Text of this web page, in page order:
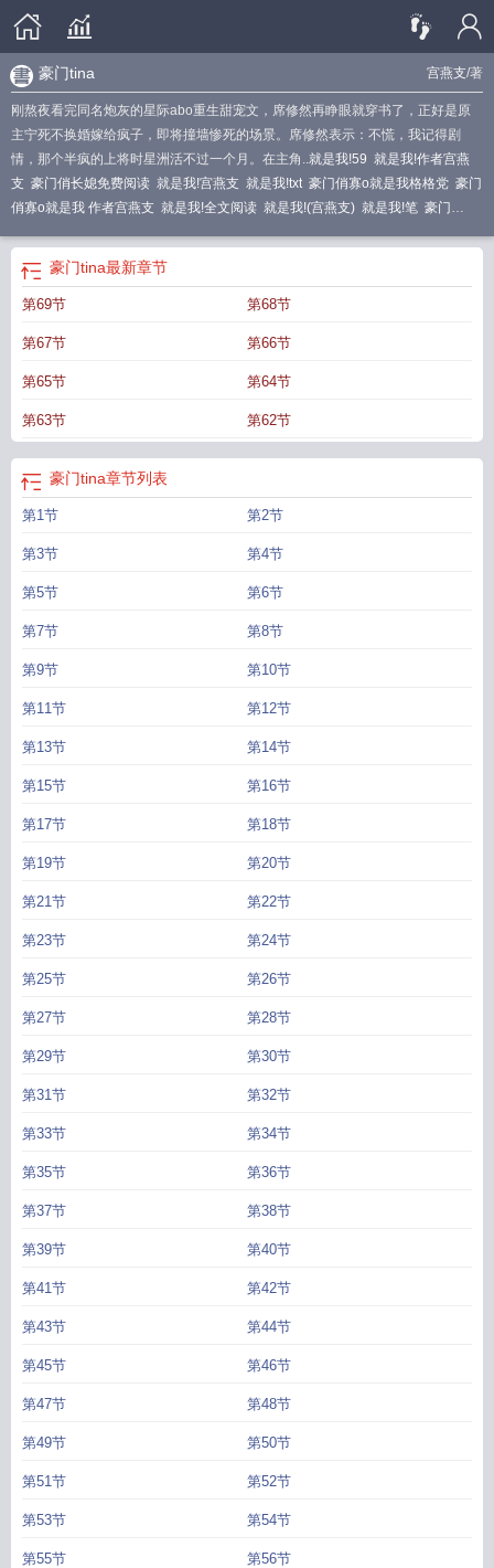
宫燕支/著
豪门tina
刚熬夜看完同名炮灰的星际abo重生甜宠文，席修然再睁眼就穿书了，正好是原
主宁死不换婚嫁给疯子，即将撞墙惨死的场景。席修然表示：不慌，我记得剧
情，那个半疯的上将时星洲活不过一个月。在主角..就是我!59 就是我!作者宫燕
支 豪门俏长媳免费阅读 就是我!宫燕支 就是我!txt 豪门俏寡o就是我格格党 豪门
俏寡o就是我 作者宫燕支 就是我!全文阅读 就是我!(宫燕支) 就是我!笔 豪门
豪门俏佳人免费观看就是我!阅读网
我!TXT
门豪门俏寡o就是我全文免费阅读 豪门俏寡o就是我讲了什么
乡就是我!番外 豪门俏佳人 豪门绝宠俏夫人
趣阁豪门俏寡o就是我免费阅读
豪门tina最新章节
第69节 第68节
第67节 第66节
第65节 第64节
第63节 第62节
豪门tina章节列表
第1节 第2节
第3节 第4节
第5节 第6节
第7节 第8节
第9节 第10节
第11节 第12节
第13节 第14节
第15节 第16节
第17节 第18节
第19节 第20节
第21节 第22节
第23节 第24节
第25节 第26节
第27节 第28节
第29节 第30节
第31节 第32节
第33节 第34节
第35节 第36节
第37节 第38节
第39节 第40节
第41节 第42节
第43节 第44节
第45节 第46节
第47节 第48节
第49节 第50节
第51节 第52节
第53节 第54节
第55节 第56节